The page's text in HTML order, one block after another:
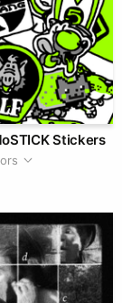
Stickers